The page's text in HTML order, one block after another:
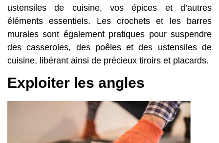
ustensiles de cuisine, vos épices et d’autres
éléments essentiels. Les crochets et les barres
murales sont également pratiques pour suspendre
des casseroles, des poêles et des ustensiles de
cuisine, libérant ainsi de précieux tiroirs et placards.
Exploiter les angles